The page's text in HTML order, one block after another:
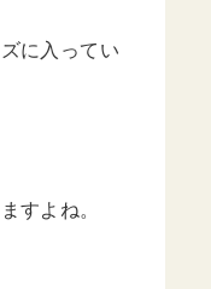
に入ってい
すよね。